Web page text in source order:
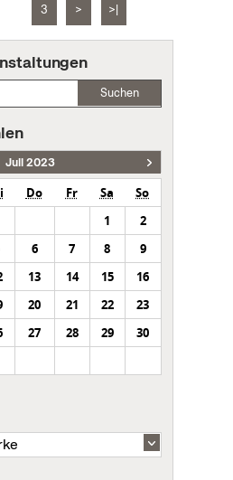
3 > >|
Suchen
Juli 2023
Do Fr Sa
So
1
2
6 7 8
9
13 14 15
16
20 21 22
23
27 28 29
30